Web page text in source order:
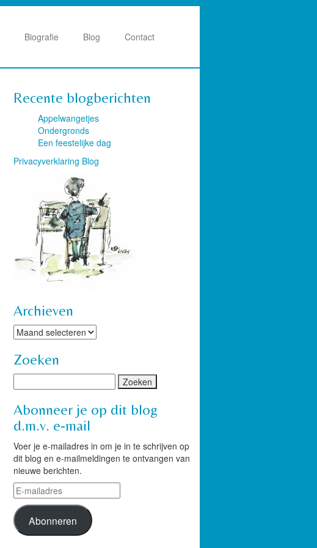
Biografie Blog Contact
Recente blogberichten
Appelwangetjes
Ondergronds
Een feestelijke dag
Privacyverklaring Blog
Archieven
Archieven
Zoeken
Abonneer je op dit blog
d.m.v. e-mail
Voer je e-mailadres in om je in te schrijven op
dit blog en e-mailmeldingen te ontvangen van
nieuwe berichten.
E-
mailadres
Abonneren